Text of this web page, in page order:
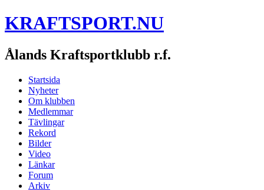
KRAFTSPORT.NU
Ålands Kraftsportklubb r.f.
Startsida
Nyheter
Om klubben
Medlemmar
Tävlingar
Rekord
Bilder
Video
Länkar
Forum
Arkiv